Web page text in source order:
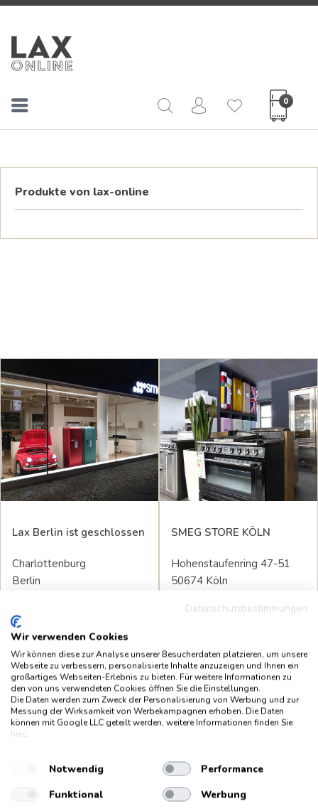
0
Produkte von lax-online
Lax Berlin ist geschlossen
Charlottenburg
Berlin
Öffnungszeiten:
dauerhaft geschlossen
SMEG STORE KÖLN
Hohenstaufenring 47-51
50674 Köln
Öffnungszeiten:
Datenschutzbestimmungen
Wir verwenden Cookies
Wir können diese zur Analyse unserer Besucherdaten platzieren, um unsere
Webseite zu verbessern, personalisierte Inhalte anzuzeigen und Ihnen ein
großartiges Webseiten-Erlebnis zu bieten. Für weitere Informationen zu
den von uns verwendeten Cookies öffnen Sie die Einstellungen.
Die Daten werden zum Zweck der Personalisierung von Werbung und zur
Messung der Wirksamkeit von Werbekampagnen erhoben. Die Daten
können mit Google LLC geteilt werden, weitere Informationen finden Sie
hier.
Notwendig
Performance
Funktional
Werbung